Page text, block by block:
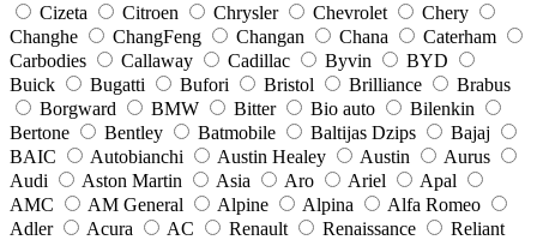
Cizeta
Citroen Chrysler Chevrolet
Chery
Changhe
ChangFeng Changan Chana
Caterham
Carbodies
Callaway Cadillac Byvin
BYD
Buick
Bugatti Bufori Bristol Brilliance
Brabus
Borgward
BMW Bitter Bio auto
Bilenkin
Bertone
Bentley Batmobile Baltijas Dzips
Bajaj
BAIC
Autobianchi Austin Healey Austin
Aurus
Audi
Aston Martin Asia Aro Ariel
Apal
AMC
AM General Alpine Alpina
Alfa Romeo
Adler
Acura AC Renault Renaissance
Reliant